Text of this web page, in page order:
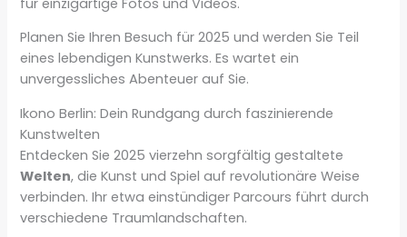
Planen Sie Ihren Besuch für 2025 und werden Sie Teil
eines lebendigen Kunstwerks. Es wartet ein
unvergessliches Abenteuer auf Sie.
Ikono Berlin: Dein Rundgang durch faszinierende
Kunstwelten
Entdecken Sie 2025 vierzehn sorgfältig gestaltete
Welten, die Kunst und Spiel auf revolutionäre Weise
verbinden. Ihr etwa einstündiger Parcours führt durch
verschiedene Traumlandschaften.